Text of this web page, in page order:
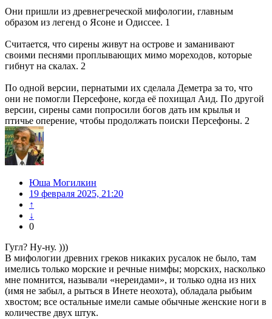
Они пришли из древнегреческой мифологии, главным
образом из легенд о Ясоне и Одиссее. 1
Считается, что сирены живут на острове и заманивают
своими песнями проплывающих мимо мореходов, которые
гибнут на скалах. 2
По одной версии, пернатыми их сделала Деметра за то, что
они не помогли Персефоне, когда её похищал Аид. По другой
версии, сирены сами попросили богов дать им крылья и
птичье оперение, чтобы продолжать поиски Персефоны. 2
Юша Могилкин
19 февраля 2025, 21:20
↑
↓
0
Гугл? Ну-ну. )))
В мифологии древних греков никаких русалок не было, там
имелись только морские и речные нимфы; морских, насколько
мне помнится, называли «нереидами», и только одна из них
(имя не забыл, а рыться в Инете неохота), обладала рыбьим
хвостом; все остальные имели самые обычные женские ноги в
количестве двух штук.